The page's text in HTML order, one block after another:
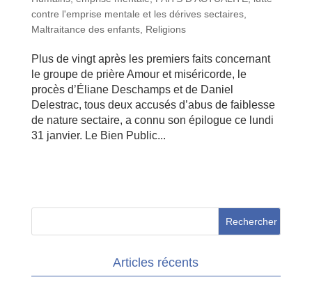
contre l'emprise mentale et les dérives sectaires,
Maltraitance des enfants, Religions
Plus de vingt après les premiers faits concernant
le groupe de prière Amour et miséricorde, le
procès d’Éliane Deschamps et de Daniel
Delestrac, tous deux accusés d’abus de faiblesse
de nature sectaire, a connu son épilogue ce lundi
31 janvier. Le Bien Public...
Articles récents